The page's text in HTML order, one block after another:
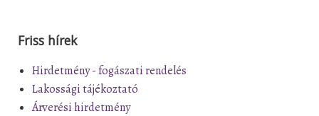
Friss hírek
Hirdetmény - fogászati rendelés
Lakossági tájékoztató
Árverési hirdetmény